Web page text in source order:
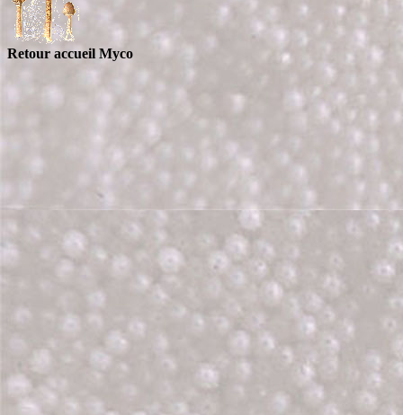
Retour accueil Myco